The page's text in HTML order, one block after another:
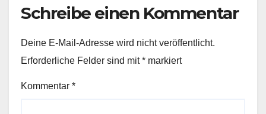
Schreibe einen Kommentar
Deine E-Mail-Adresse wird nicht veröffentlicht.
Erforderliche Felder sind mit* markiert
Kommentar *